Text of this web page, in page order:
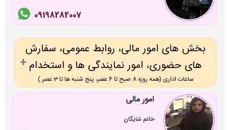
09198282007
بخش های امور مالی، روابط عمومی، سفارش
های حضوری، امور نمایندگی ها و استخدام
ساعات اداری (همه روزه 8 صبح تا 6 عصر، پنج شنبه ها تا 3 عصر )
امور مالی
خانم شایگان